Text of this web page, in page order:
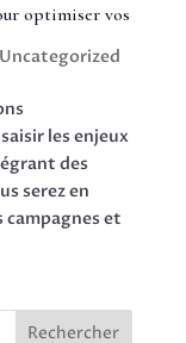
optimiser vos
Uncategorized
les enjeux
des
serez en
campagnes et
Rechercher